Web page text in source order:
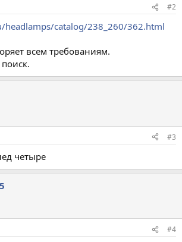
#2
headlamps/catalog/238_260/362.html
всем требованиям.
#3
четыре
#4